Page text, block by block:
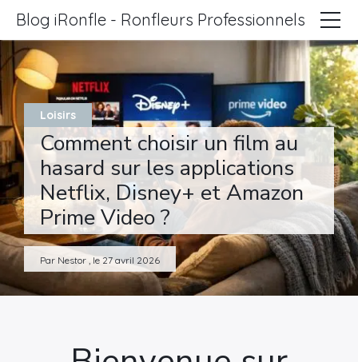
Loisirs
Comment choisir un film au
hasard sur les applications
Netflix, Disney+ et Amazon
Prime Video ?
Par Nestor , le 27 avril 2026
Blog iRonfle - Ronfleurs Professionnels
ChatSEO
Revue Web
Informatique
Marketing
Lifestyle
Entreprises